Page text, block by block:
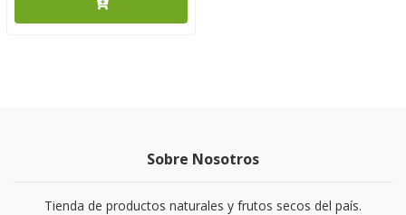
Sobre Nosotros
Tienda de productos naturales y frutos secos del país.